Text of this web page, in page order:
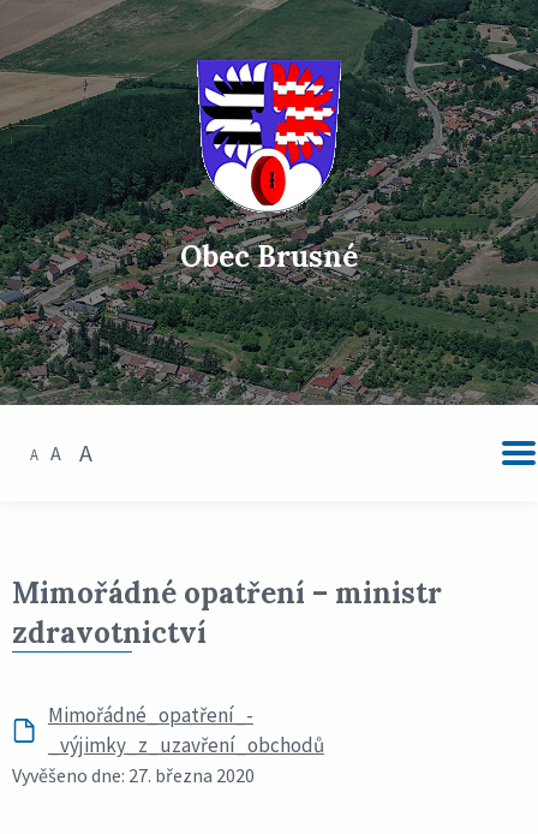
Obec Brusné
A A A
Mimořádné opatření – ministr
zdravotnictví
Mimořádné_opatření_-
_výjimky_z_uzavření_obchodů
Vyvěšeno dne: 27. března 2020